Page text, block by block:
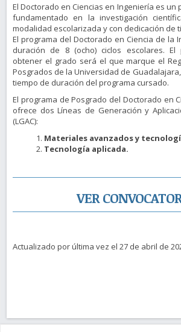
El Doctorado en Ciencias en Ingeniería es un
fundamentado en la investigación
modalidad escolarizada y con dedicación de
El programa del Doctorado en Ciencia de la
duración de 8 (ocho) ciclos escolares. El
obtener el grado será el que marque el
Posgrados de la Universidad de
tiempo de duración del programa cursado.
El programa de Posgrado del Doctorado en
ofrece dos Líneas de Generación y
(LGAC):
Materiales avanzados y
Tecnología aplicada.
VER
Actualizado por última vez el 27 de abril de